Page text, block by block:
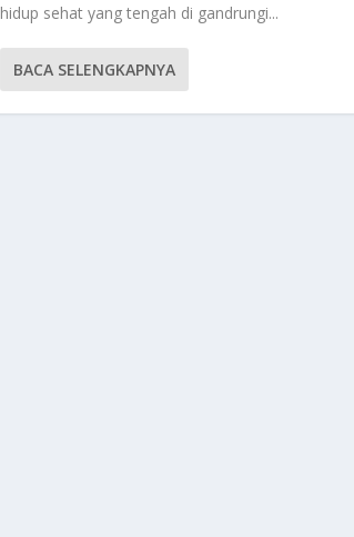
hidup sehat yang tengah di gandrungi...
BACA SELENGKAPNYA